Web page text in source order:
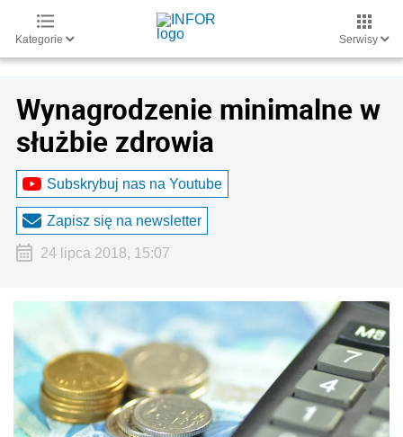
Kategorie Serwisy
Wynagrodzenie minimalne w
służbie zdrowia
Subskrybuj nas na Youtube
Zapisz się na newsletter
24 lipca 2018, 15:07